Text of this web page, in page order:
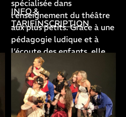
spécialisée dans
l’enseignement du théâtre
aux plus petits. Grâce à une
pédagogie ludique et à
l’écoute des enfants, elle
les amène à monter leur
premier spectacle. Ce
cours, destiné aux CP et
CE1, a lieu dans notre
petite salle de spectacles.
INFO &
TARIFINSCRIPTION